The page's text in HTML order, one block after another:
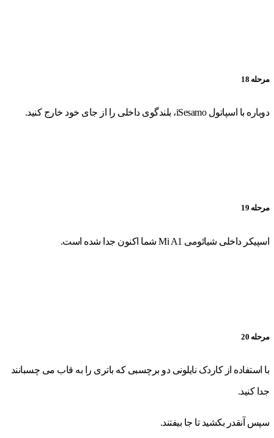
مرحله 18
دوباره با اسپاتول iSesamo، بلندگوی داخلی را از جای خود خارج کنید.
مرحله 19
اسپیکر داخلی شیائومی Mi A1 شما اکنون جدا شده است.
مرحله 20
با استفاده از کاردک نایلونی دو برچسبی که باتری را به قاب می چسبانند
جدا کنید.
سپس آنقدر بکشید تا جا بیفتند.